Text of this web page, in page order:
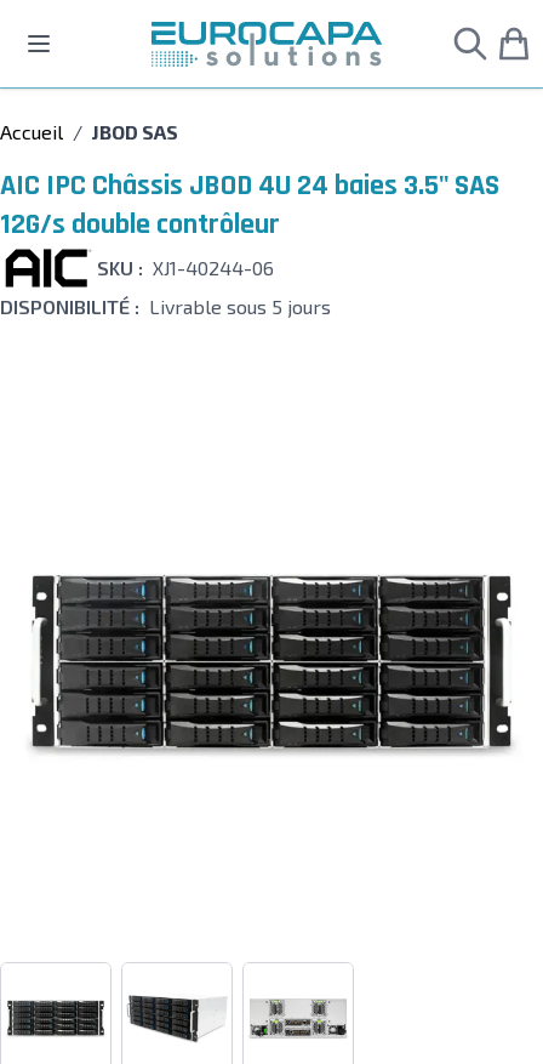
Accueil / JBOD SAS
AIC IPC Châssis JBOD 4U 24 baies 3.5" SAS
12G/s double contrôleur
SKU : XJ1-40244-06
DISPONIBILITÉ : Livrable sous 5 jours